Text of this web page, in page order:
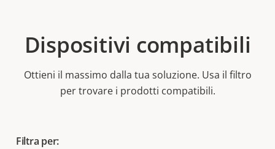
Dispositivi compatibili
Ottieni il massimo dalla tua soluzione. Usa il filtro
per trovare i prodotti compatibili.
Filtra per: